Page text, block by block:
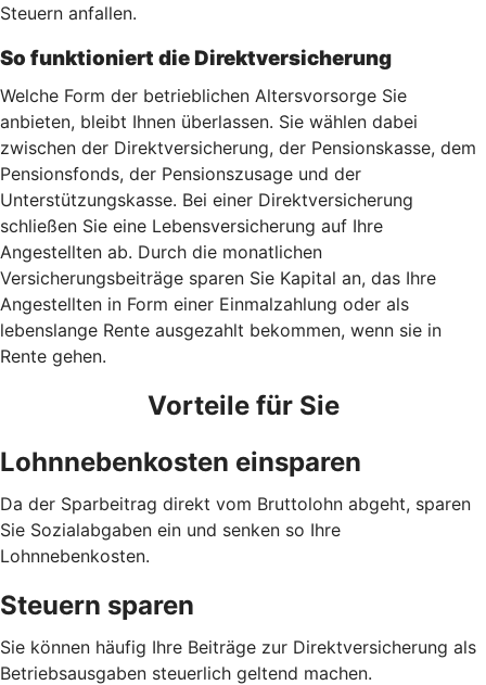
Steuern anfallen.
So funktioniert die Direktversicherung
Welche Form der betrieblichen Altersvorsorge Sie
anbieten, bleibt Ihnen überlassen. Sie wählen dabei
zwischen der Direktversicherung, der Pensionskasse, dem
Pensionsfonds, der Pensionszusage und der
Unterstützungskasse. Bei einer Direktversicherung
schließen Sie eine Lebensversicherung auf Ihre
Angestellten ab. Durch die monatlichen
Versicherungsbeiträge sparen Sie Kapital an, das Ihre
Angestellten in Form einer Einmalzahlung oder als
lebenslange Rente ausgezahlt bekommen, wenn sie in
Rente gehen.
Vorteile für Sie
Lohnnebenkosten einsparen
Da der Sparbeitrag direkt vom Bruttolohn abgeht, sparen
Sie Sozialabgaben ein und senken so Ihre
Lohnnebenkosten.
Steuern sparen
Sie können häufig Ihre Beiträge zur Direktversicherung als
Betriebsausgaben steuerlich geltend machen.